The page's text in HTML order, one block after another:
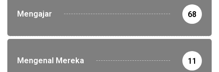
Mengajar 68
Mengenal Mereka 11